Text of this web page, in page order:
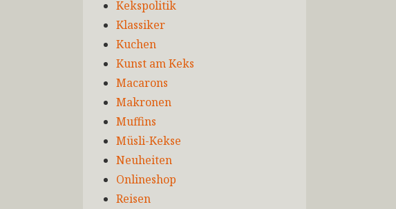
Kekspolitik
Klassiker
Kuchen
Kunst am Keks
Macarons
Makronen
Muffins
Müsli-Kekse
Neuheiten
Onlineshop
Reisen